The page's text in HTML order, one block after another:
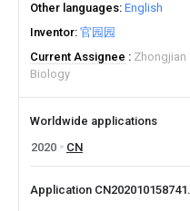
Other languages English
Inventor 官园园
Current Assignee
Zhongjian
Biology
Worldwide applications
2020
CN
Application